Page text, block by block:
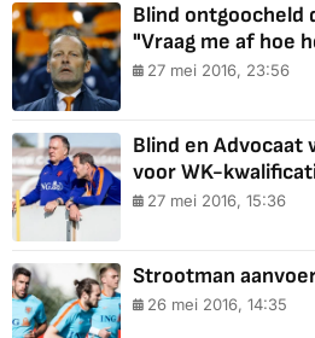
Blind ontgoocheld
"Vraag me af hoe
27 mei 2016, 23:56
Blind en Advocaat
voor WK-
27 mei 2016, 15:36
Strootman
26 mei 2016, 14:35